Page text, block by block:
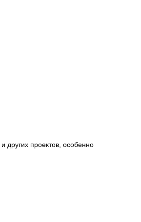
и других проектов, особенно